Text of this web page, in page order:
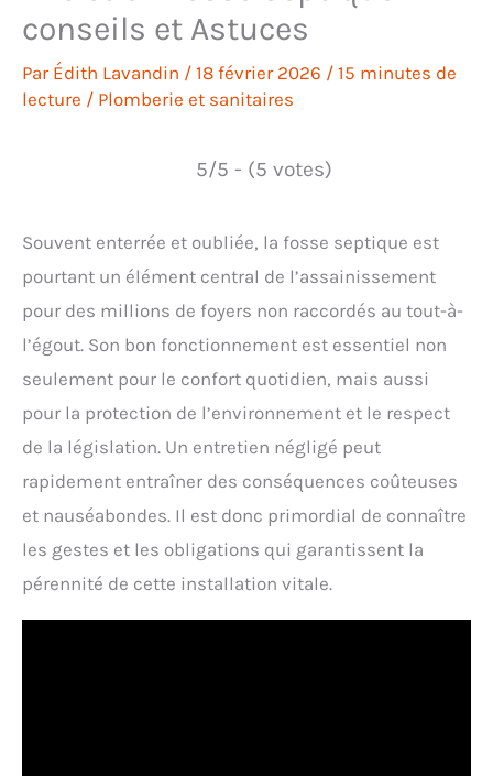
conseils et Astuces
Par Édith Lavandin / 18 février 2026 / 15 minutes de
lecture / Plomberie et sanitaires
5/5 - (5 votes)
Souvent enterrée et oubliée, la fosse septique est
pourtant un élément central de l’assainissement
pour des millions de foyers non raccordés au tout-à-
l’égout. Son bon fonctionnement est essentiel non
seulement pour le confort quotidien, mais aussi
pour la protection de l’environnement et le respect
de la législation. Un entretien négligé peut
rapidement entraîner des conséquences coûteuses
et nauséabondes. Il est donc primordial de connaître
les gestes et les obligations qui garantissent la
pérennité de cette installation vitale.